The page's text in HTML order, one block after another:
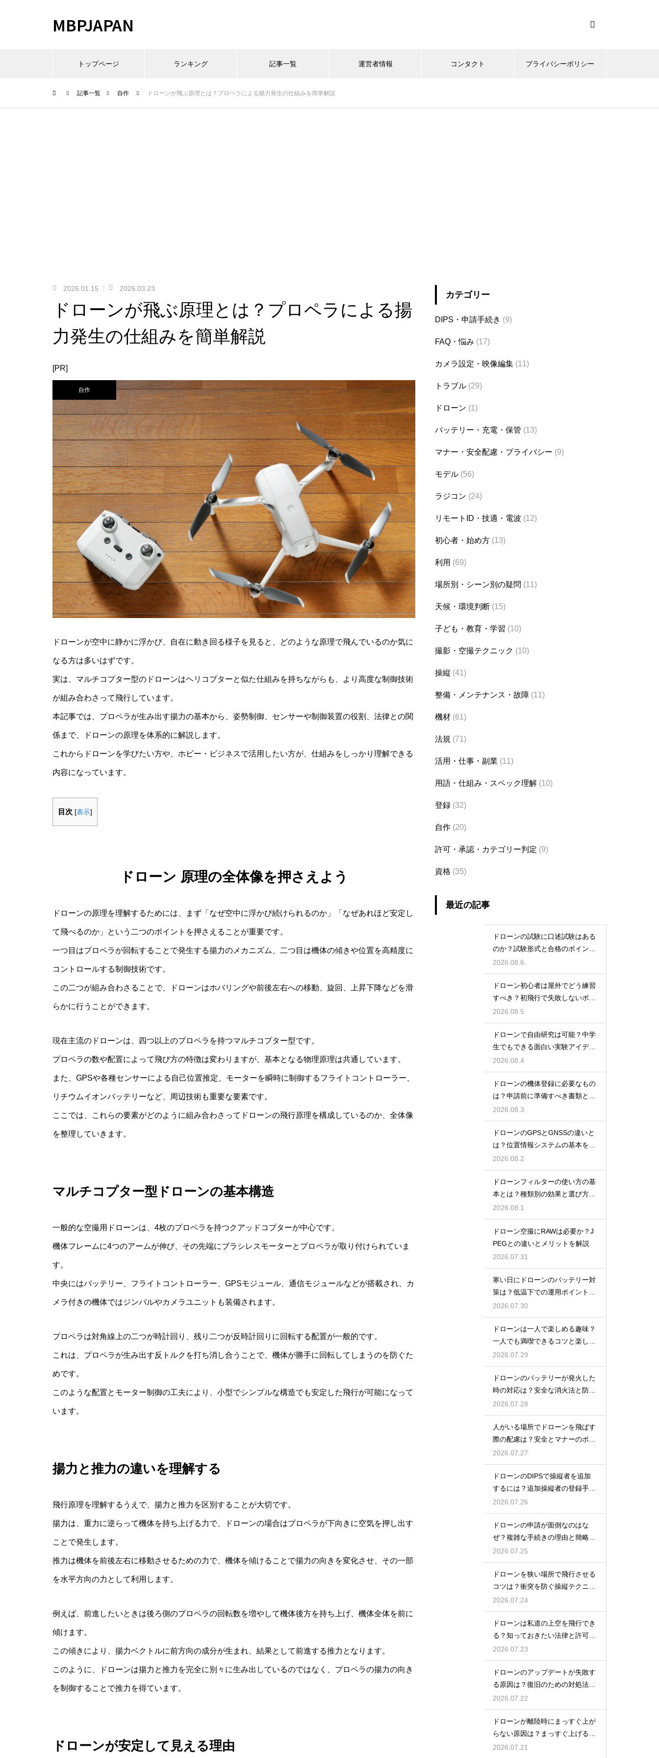
MBPJAPAN
トップページ ランキング 記事一覧 運営者情報 コンタクト プライバシーポリシー
記事一覧 自作 ドローンが飛ぶ原理とは？プロペラによる揚力発生の仕組みを簡単解説
2026.01.15 2026.03.23
ドローンが飛ぶ原理とは？プロペラによる揚
力発生の仕組みを簡単解説
[PR]
自作
ドローンが空中に静かに浮かび、自在に動き回る様子を見ると、どのような原理で飛んでいるのか気に
なる方は多いはずです。
実は、マルチコプター型のドローンはヘリコプターと似た仕組みを持ちながらも、より高度な制御技術
が組み合わさって飛行しています。
本記事では、プロペラが生み出す揚力の基本から、姿勢制御、センサーや制御装置の役割、法律との関
係まで、ドローンの原理を体系的に解説します。
これからドローンを学びたい方や、ホビー・ビジネスで活用したい方が、仕組みをしっかり理解できる
内容になっています。
目次 [表示]
ドローン 原理の全体像を押さえよう
ドローンの原理を理解するためには、まず「なぜ空中に浮かび続けられるのか」「なぜあれほど安定し
て飛べるのか」という二つのポイントを押さえることが重要です。
一つ目はプロペラが回転することで発生する揚力のメカニズム、二つ目は機体の傾きや位置を高精度に
コントロールする制御技術です。
この二つが組み合わさることで、ドローンはホバリングや前後左右への移動、旋回、上昇下降などを滑
らかに行うことができます。
現在主流のドローンは、四つ以上のプロペラを持つマルチコプター型です。
プロペラの数や配置によって飛び方の特徴は変わりますが、基本となる物理原理は共通しています。
また、GPSや各種センサーによる自己位置推定、モーターを瞬時に制御するフライトコントローラー、
リチウムイオンバッテリーなど、周辺技術も重要な要素です。
ここでは、これらの要素がどのように組み合わさってドローンの飛行原理を構成しているのか、全体像
を整理していきます。
マルチコプター型ドローンの基本構造
一般的な空撮用ドローンは、4枚のプロペラを持つクアッドコプターが中心です。
機体フレームに4つのアームが伸び、その先端にブラシレスモーターとプロペラが取り付けられていま
す。
中央にはバッテリー、フライトコントローラー、GPSモジュール、通信モジュールなどが搭載され、カ
メラ付きの機体ではジンバルやカメラユニットも装備されます。
プロペラは対角線上の二つが時計回り、残り二つが反時計回りに回転する配置が一般的です。
これは、プロペラが生み出す反トルクを打ち消し合うことで、機体が勝手に回転してしまうのを防ぐた
めです。
このような配置とモーター制御の工夫により、小型でシンプルな構造でも安定した飛行が可能になって
います。
揚力と推力の違いを理解する
飛行原理を理解するうえで、揚力と推力を区別することが大切です。
揚力は、重力に逆らって機体を持ち上げる力で、ドローンの場合はプロペラが下向きに空気を押し出す
ことで発生します。
推力は機体を前後左右に移動させるための力で、機体を傾けることで揚力の向きを変化させ、その一部
を水平方向の力として利用します。
例えば、前進したいときは後ろ側のプロペラの回転数を増やして機体後方を持ち上げ、機体全体を前に
傾けます。
この傾きにより、揚力ベクトルに前方向の成分が生まれ、結果として前進する推力となります。
このように、ドローンは揚力と推力を完全に別々に生み出しているのではなく、プロペラの揚力の向き
を制御することで推力を得ています。
ドローンが安定して見える理由
カテゴリー
DIPS・申請手続き (9)
FAQ・悩み (17)
カメラ設定・映像編集 (11)
トラブル (29)
ドローン (1)
バッテリー・充電・保管 (13)
マナー・安全配慮・プライバシー (9)
モデル (56)
ラジコン (24)
リモートID・技適・電波 (12)
初心者・始め方 (13)
利用 (69)
場所別・シーン別の疑問 (11)
天候・環境判断 (15)
子ども・教育・学習 (10)
撮影・空撮テクニック (10)
操縦 (41)
整備・メンテナンス・故障 (11)
機材 (61)
法規 (71)
活用・仕事・副業 (11)
用語・仕組み・スペック理解 (10)
登録 (32)
自作 (20)
許可・承認・カテゴリー判定 (9)
資格 (35)
最近の記事
ドローンの試験に口述試験はある
のか？試験形式と合格のポイント
を解説
2026.08.6
ドローン初心者は屋外でどう練習
すべき？初飛行で失敗しないポイ
ント
2026.08.5
ドローンで自由研究は可能？中学
生でもできる面白い実験アイデア
を紹介
2026.08.4
ドローンの機体登録に必要なもの
は？申請前に準備すべき書類と情
報
2026.08.3
ドローンのGPSとGNSSの違いと
は？位置情報システムの基本を解
説
2026.08.2
ドローンフィルターの使い方の基
本とは？種類別の効果と選び方を
解説
2026.08.1
ドローン空撮にRAWは必要か？J
PEGとの違いとメリットを解説
2026.07.31
寒い日にドローンのバッテリー対
策は？低温下での運用ポイントと
注意点
2026.07.30
ドローンは一人で楽しめる趣味？
一人でも満喫できるコツと楽しみ
方
2026.07.29
ドローンのバッテリーが発火した
時の対応は？安全な消火法と防止
策を解説
2026.07.28
人がいる場所でドローンを飛ばす
際の配慮は？安全とマナーのポイ
ント
2026.07.27
ドローンのDIPSで操縦者を追加
するには？追加操縦者の登録手順
を解説
2026.07.26
ドローンの申請が面倒なのはな
ぜ？複雑な手続きの理由と簡略化
の動向
2026.07.25
ドローンを狭い場所で飛行させる
コツは？衝突を防ぐ操縦テクニッ
クを解説
2026.07.24
ドローンは私道の上空を飛行でき
る？知っておきたい法律と許可の
ルール
2026.07.23
ドローンのアップデートが失敗す
る原因は？復旧のための対処法を
解説
2026.07.22
ドローンが離陸時にまっすぐ上が
らない原因は？まっすぐ上げるた
めのコツを解説
2026.07.21